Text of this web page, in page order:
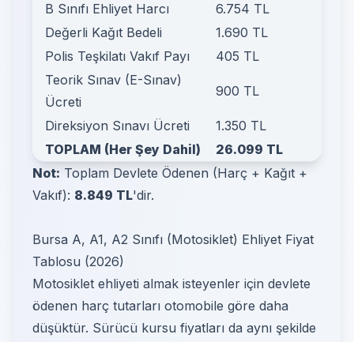
B Sınıfı Ehliyet Harcı
6.754 TL
Değerli Kağıt Bedeli
1.690 TL
Polis Teşkilatı Vakıf Payı
405 TL
Teorik Sınav (E-Sınav)
Ücreti
900 TL
Direksiyon Sınavı Ücreti
1.350 TL
TOPLAM (Her Şey Dahil)
26.099 TL
Not: Toplam Devlete Ödenen (Harç + Kağıt +
Vakıf): 8.849 TL'dir.
Bursa A, A1, A2 Sınıfı (Motosiklet) Ehliyet Fiyat
Tablosu (2026)
Motosiklet ehliyeti almak isteyenler için devlete
ödenen harç tutarları otomobile göre daha
düşüktür. Sürücü kursu fiyatları da aynı şekilde